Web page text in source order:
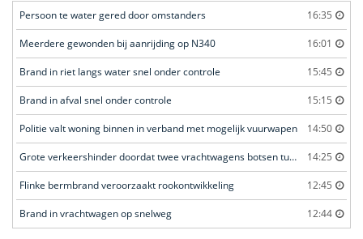
Persoon te water gered door omstanders 16:35
Meerdere gewonden bij aanrijding op N340 16:01
Brand in riet langs water snel onder controle 15:45
Brand in afval snel onder controle 15:15
Politie valt woning binnen in verband met mogelijk vuurwapen 14:50
Grote verkeershinder doordat twee vrachtwagens botsen tunnel 14:25
Flinke bermbrand veroorzaakt rookontwikkeling 12:45
Brand in vrachtwagen op snelweg 12:44